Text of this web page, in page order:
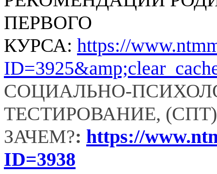
ПЕРВОГО
КУРСА: https://
СОЦИАЛЬНО-
ТЕСТИРОВАНИЕ,
ЗАЧЕМ?: https://
ID=3938